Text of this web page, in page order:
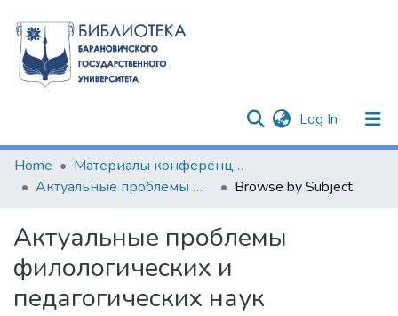
Log In (current)
Communities & Collections
All of DSpace
Home
Материалы конференций и семинаров
Актуальные проблемы филологических и педагогических наук
Browse by Subject
Актуальные проблемы
филологических и
педагогических наук